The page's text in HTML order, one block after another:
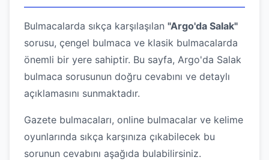
Bulmacalarda sıkça karşılaşılan "Argo'da Salak"
sorusu, çengel bulmaca ve klasik bulmacalarda
önemli bir yere sahiptir. Bu sayfa, Argo'da Salak
bulmaca sorusunun doğru cevabını ve detaylı
açıklamasını sunmaktadır.
Gazete bulmacaları, online bulmacalar ve kelime
oyunlarında sıkça karşınıza çıkabilecek bu
sorunun cevabını aşağıda bulabilirsiniz.